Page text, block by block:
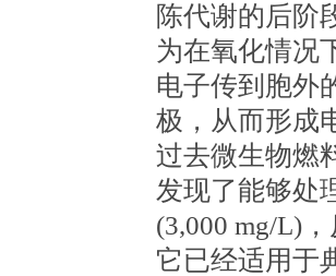
陈代谢的后阶
为在氧化情况
电子传到胞外
极，从而形成
过去微生物燃
发现了能够处
(3,000 mg/L)
它已经适用于